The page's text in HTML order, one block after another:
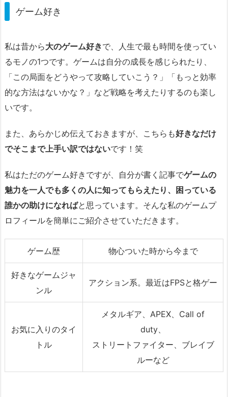
ゲーム好き
私は昔から大のゲーム好きで、人生で最も時間を使ってい
るモノの1つです。ゲームは自分の成長を感じられたり、
「この局面をどうやって攻略していこう？」「もっと効率
的な方法はないかな？」など戦略を考えたりするのも楽し
いです。
また、あらかじめ伝えておきますが、こちらも好きなだけ
でそこまで上手い訳ではないです！笑
私はただのゲーム好きですが、自分が書く記事でゲームの
魅力を一人でも多くの人に知ってもらえたり、困っている
誰かの助けになればと思っています。そんな私のゲームプ
ロフィールを簡単にご紹介させていただきます。
ゲーム歴 物心ついた時から今まで
好きなゲームジャ
ンル
アクション系。最近はFPSと格ゲー
お気に入りのタイ
トル
メタルギア、APEX、Call of
duty、
ストリートファイター、ブレイブ
ルーなど